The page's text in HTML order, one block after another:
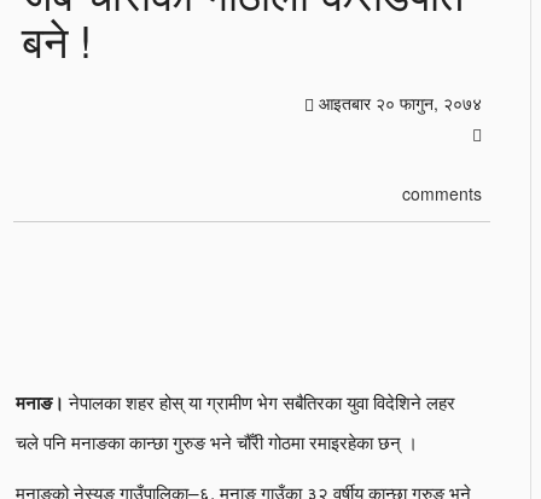
बने !
आइतबार २० फागुन, २०७४
comments
मनाङ। नेपालका शहर होस् या ग्रामीण भेग सबैतिरका युवा विदेशिने लहर
चले पनि मनाङका कान्छा गुरुङ भने चौँरी गोठमा रमाइरहेका छन् ।
मनाङको नेस्यङ गाउँपालिका–६, मनाङ गाउँका ३२ वर्षीय कान्छा गुरुङ भने